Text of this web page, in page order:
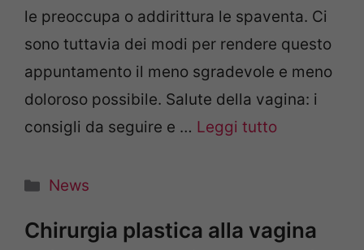
le preoccupa o addirittura le spaventa. Ci
sono tuttavia dei modi per rendere questo
appuntamento il meno sgradevole e meno
doloroso possibile. Salute della vagina: i
consigli da seguire e … Leggi tutto
Categorie
News
Chirurgia plastica alla vagina